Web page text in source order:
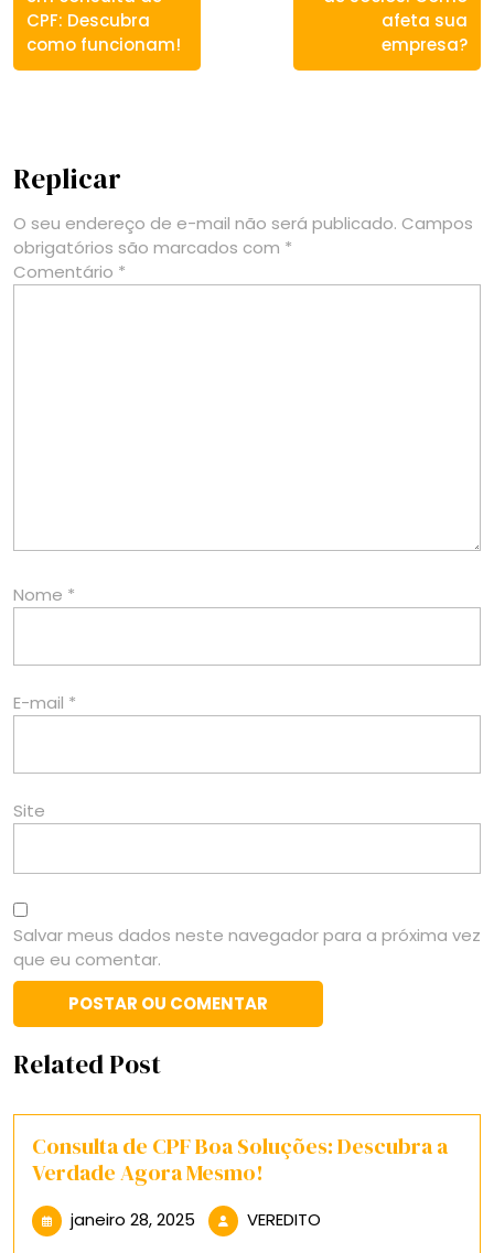
CPF: Descubra
como funcionam!
afeta sua
empresa?
Replicar
O seu endereço de e-mail não será publicado. Campos
obrigatórios são marcados com *
Comentário *
Nome *
E-mail *
Site
Salvar meus dados neste navegador para a próxima vez
que eu comentar.
Related Post
Consulta de CPF Boa Soluções: Descubra a
Verdade Agora Mesmo!
janeiro 28, 2025 janeiroVEREDITO